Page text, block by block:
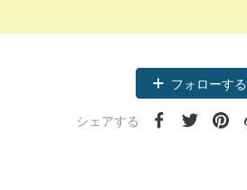
フォローする
シェアする